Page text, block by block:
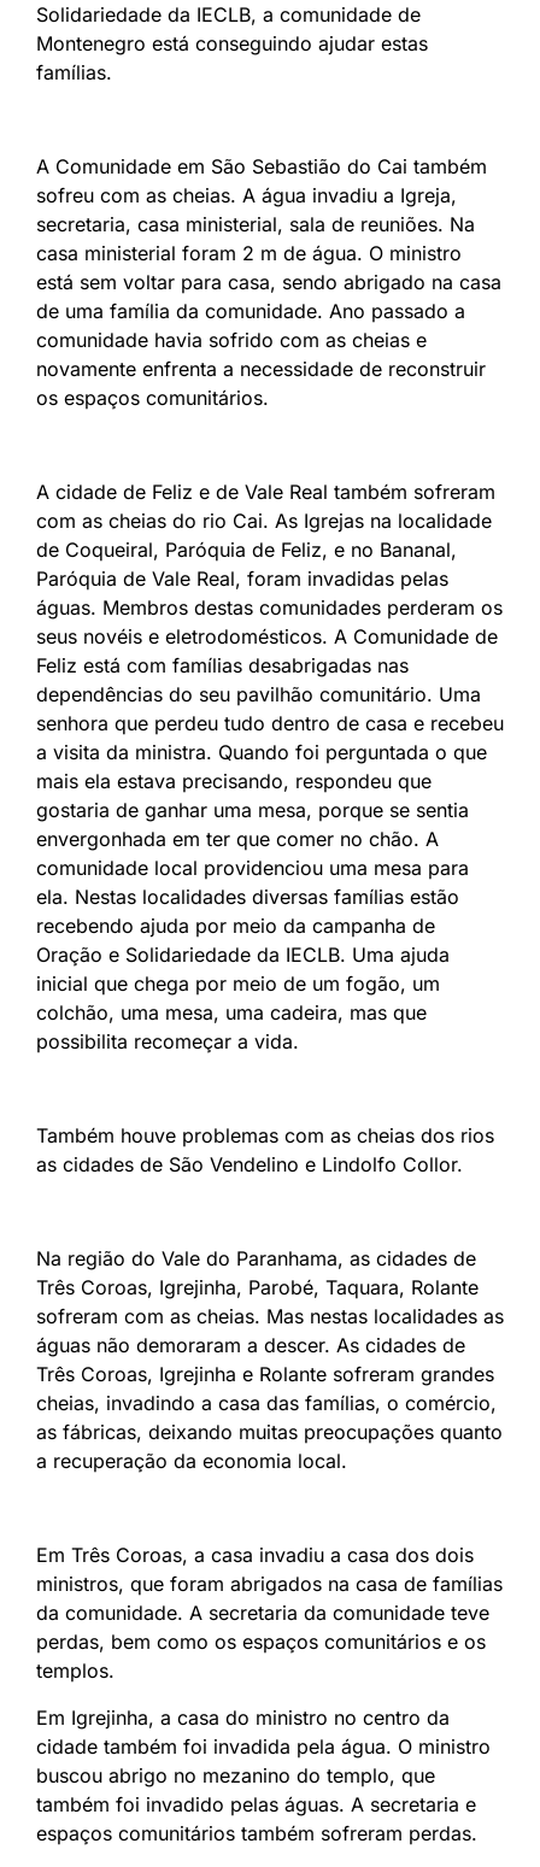
Solidariedade da IECLB, a comunidade de
Montenegro está conseguindo ajudar estas
famílias.
A Comunidade em São Sebastião do Cai também
sofreu com as cheias. A água invadiu a Igreja,
secretaria, casa ministerial, sala de reuniões. Na
casa ministerial foram 2 m de água. O ministro
está sem voltar para casa, sendo abrigado na casa
de uma família da comunidade. Ano passado a
comunidade havia sofrido com as cheias e
novamente enfrenta a necessidade de reconstruir
os espaços comunitários.
A cidade de Feliz e de Vale Real também sofreram
com as cheias do rio Cai. As Igrejas na localidade
de Coqueiral, Paróquia de Feliz, e no Bananal,
Paróquia de Vale Real, foram invadidas pelas
águas. Membros destas comunidades perderam os
seus novéis e eletrodomésticos. A Comunidade de
Feliz está com famílias desabrigadas nas
dependências do seu pavilhão comunitário. Uma
senhora que perdeu tudo dentro de casa e recebeu
a visita da ministra. Quando foi perguntada o que
mais ela estava precisando, respondeu que
gostaria de ganhar uma mesa, porque se sentia
envergonhada em ter que comer no chão. A
comunidade local providenciou uma mesa para
ela. Nestas localidades diversas famílias estão
recebendo ajuda por meio da campanha de
Oração e Solidariedade da IECLB. Uma ajuda
inicial que chega por meio de um fogão, um
colchão, uma mesa, uma cadeira, mas que
possibilita recomeçar a vida.
Também houve problemas com as cheias dos rios
as cidades de São Vendelino e Lindolfo Collor.
Na região do Vale do Paranhama, as cidades de
Três Coroas, Igrejinha, Parobé, Taquara, Rolante
sofreram com as cheias. Mas nestas localidades as
águas não demoraram a descer. As cidades de
Três Coroas, Igrejinha e Rolante sofreram grandes
cheias, invadindo a casa das famílias, o comércio,
as fábricas, deixando muitas preocupações quanto
a recuperação da economia local.
Em Três Coroas, a casa invadiu a casa dos dois
ministros, que foram abrigados na casa de famílias
da comunidade. A secretaria da comunidade teve
perdas, bem como os espaços comunitários e os
templos.
Em Igrejinha, a casa do ministro no centro da
cidade também foi invadida pela água. O ministro
buscou abrigo no mezanino do templo, que
também foi invadido pelas águas. A secretaria e
espaços comunitários também sofreram perdas.